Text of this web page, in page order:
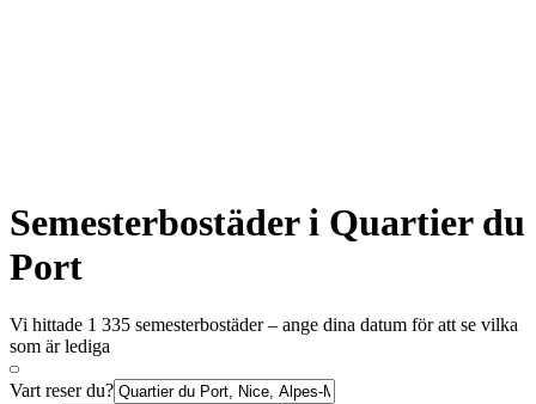
Semesterbostäder i Quartier du
Port
Vi hittade 1 335 semesterbostäder – ange dina datum för att se vilka
som är lediga
Vart reser du?